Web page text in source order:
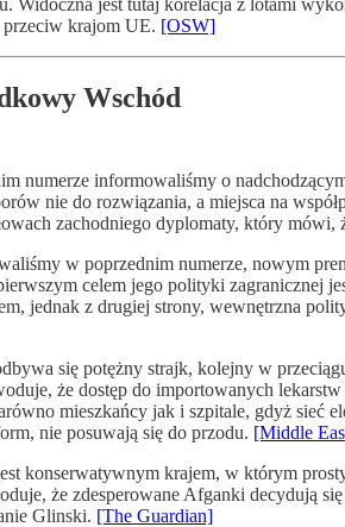
Widoczna jest tutaj korelacja z lotami
przeciw krajom UE. [OSW]
Wschód
numerze informowaliśmy o
nie do rozwiązania, a miejsca na
zachodniego dyplomaty, który mówi,
w poprzednim numerze, nowym
celem jego polityki zagranicznej
jednak z drugiej strony, wewnętrzna
się potężny strajk, kolejny w
że dostęp do importowanych
mieszkańcy jak i szpitale, gdyż sieć
nie posuwają się do przodu. [Middle
konserwatywnym krajem, w którym
że zdesperowane Afganki decydują
Glinski. [The Guardian]